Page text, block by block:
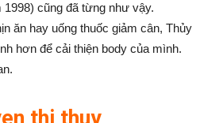
1998) cũng đã từng như vậy.
ăn hay uống thuốc giảm cân, Thủy
hơn để cải thiện body của mình.